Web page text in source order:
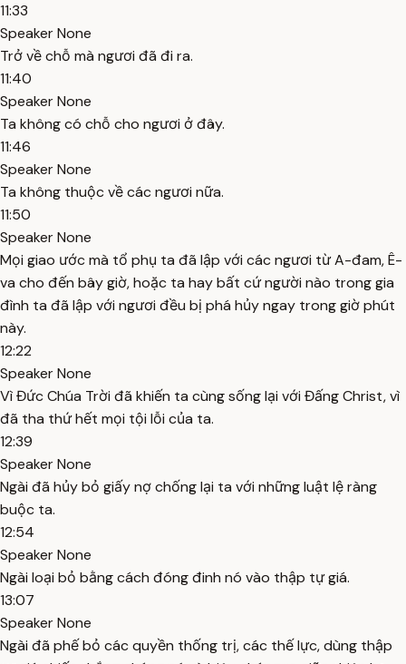
11:33
Speaker None
Trở về chỗ mà ngươi đã đi ra.
11:40
Speaker None
Ta không có chỗ cho ngươi ở đây.
11:46
Speaker None
Ta không thuộc về các ngươi nữa.
11:50
Speaker None
Mọi giao ước mà tổ phụ ta đã lập với các ngươi từ A-đam, Ê-
va cho đến bây giờ, hoặc ta hay bất cứ người nào trong gia
đình ta đã lập với ngươi đều bị phá hủy ngay trong giờ phút
này.
12:22
Speaker None
Vì Đức Chúa Trời đã khiến ta cùng sống lại với Đấng Christ, vì
đã tha thứ hết mọi tội lỗi của ta.
12:39
Speaker None
Ngài đã hủy bỏ giấy nợ chống lại ta với những luật lệ ràng
buộc ta.
12:54
Speaker None
Ngài loại bỏ bằng cách đóng đinh nó vào thập tự giá.
13:07
Speaker None
Ngài đã phế bỏ các quyền thống trị, các thế lực, dùng thập